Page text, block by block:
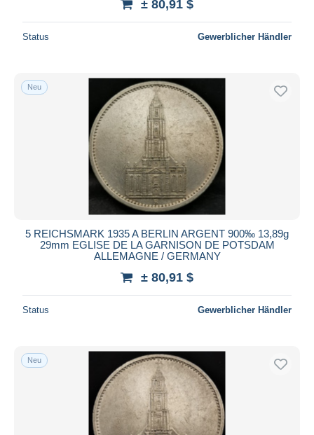
± 80,91 $
Status Gewerblicher Händler
Neu
5 REICHSMARK 1935 A BERLIN ARGENT 900‰ 13,89g
29mm EGLISE DE LA GARNISON DE POTSDAM
ALLEMAGNE / GERMANY
± 80,91 $
Status Gewerblicher Händler
Neu